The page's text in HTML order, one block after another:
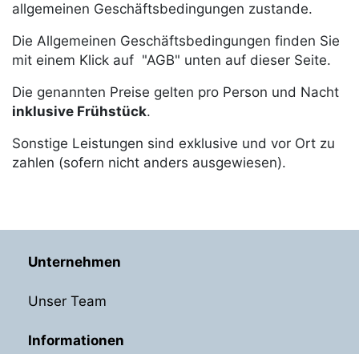
allgemeinen Geschäftsbedingungen zustande.
Die Allgemeinen Geschäftsbedingungen finden Sie
mit einem Klick auf "AGB" unten auf dieser Seite.
Die genannten Preise gelten pro Person und Nacht
inklusive Frühstück.
Sonstige Leistungen sind exklusive und vor Ort zu
zahlen (sofern nicht anders ausgewiesen).
Unternehmen
Unser Team
Informationen